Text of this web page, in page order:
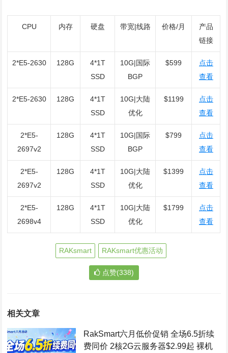
CPU 内存 硬盘 带宽|线路 价格/月
产品
链接
2*E5-2630 128G
4*1T
SSD
10G|国际
BGP
$599
点击
查看
2*E5-2630 128G
4*1T
SSD
10G|大陆
优化
$1199
点击
查看
2*E5-
2697v2
128G
4*1T
SSD
10G|国际
BGP
$799
点击
查看
2*E5-
2697v2
128G
4*1T
SSD
10G|大陆
优化
$1399
点击
查看
2*E5-
2698v4
128G
4*1T
SSD
10G|大陆
优化
$1799
点击
查看
RAKsmart RAKsmart优惠活动
点赞(338)
相关文章
RakSmart六月低价促销 全场6.5折续
费同价 2核2G云服务器$2.99起 裸机